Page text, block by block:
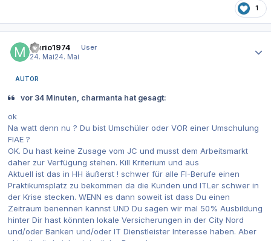
1
Mario1974
User
24. Mai24. Mai
AUTOR
vor 34 Minuten, charmanta hat gesagt:
ok
Na watt denn nu ? Du bist Umschüler oder VOR einer Umschulung
FIAE ?
OK. Du hast keine Zusage vom JC und musst dem Arbeitsmarkt
daher zur Verfügung stehen. Kill Kriterium und aus
Aktuell ist das in HH äußerst ! schwer für alle FI-Berufe einen
Praktikumsplatz zu bekommen da die Kunden und ITLer schwer in
der Krise stecken. WENN es dann soweit ist dass Du einen
Zeitraum benennen kannst UND Du sagen wir mal 50% Ausbildung
hinter Dir hast könnten lokale Versicherungen in der City Nord
und/oder Banken und/oder IT Dienstleister Interesse haben. Aber